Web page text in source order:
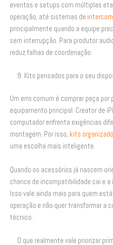
eventos e setups com múltiplas
operação, até sistemas de intercom
principalmente quando a equipe
sem interrupção. Para produtor
reduz falhas de coordenação.
9. Kits pensados para o seu
Um erro comum é comprar peça por
equipamento principal. Creator de
computador enfrenta exigências
montagem. Por isso, kits
uma escolha mais inteligente.
Quando os acessórios já nascem
chance de incompatibilidade cai e
Isso vale ainda mais para quem
operação e não quer transformar a
técnico.
O que realmente vale priorizar